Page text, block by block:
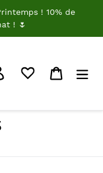
! 10% de
! 🌷
Je me connectePanier